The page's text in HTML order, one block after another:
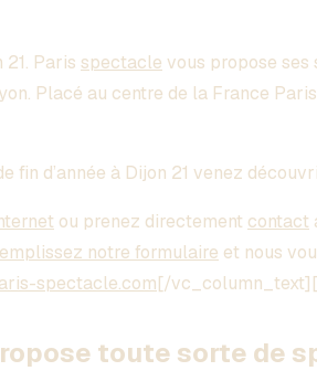
. Paris spectacle vous propose ses
Placé au centre de la France
fin d’année à Dijon 21 venez
ou prenez directement contact
notre formulaire et nous
spectacle.com[/
toute sorte de